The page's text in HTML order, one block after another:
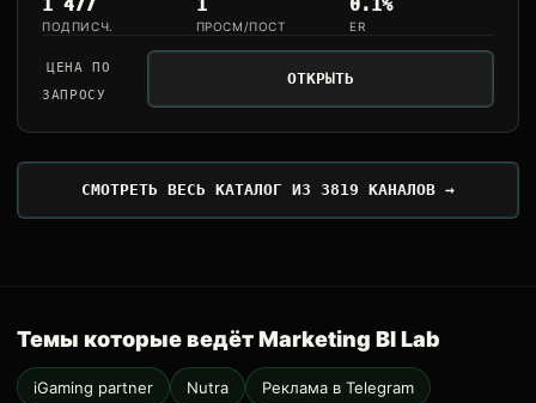
1 477
ПОДПИСЧ.
1
ПРОСМ/ПОСТ
0.1%
ER
ЦЕНА ПО
ЗАПРОСУ
ОТКРЫТЬ
СМОТРЕТЬ ВЕСЬ КАТАЛОГ ИЗ 3819 КАНАЛОВ →
Темы которые ведёт Marketing BI Lab
iGaming partner Nutra Реклама в Telegram